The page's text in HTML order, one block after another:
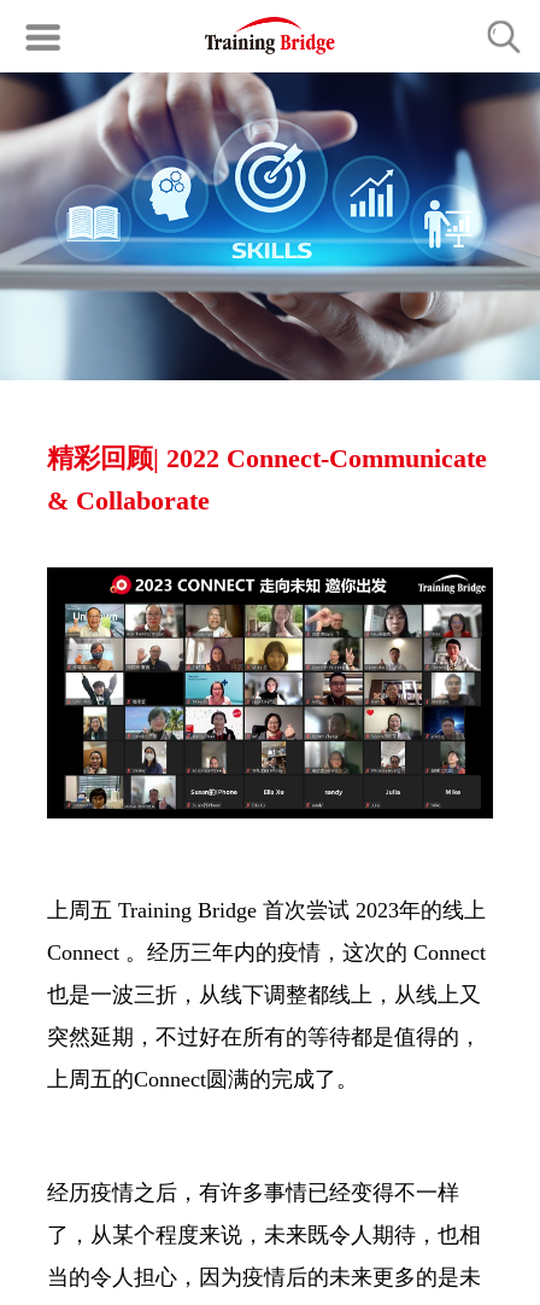
精彩回顾| 2022 Connect-Communicate
& Collaborate
上周五 Training Bridge 首次尝试 2023年的线上
Connect 。经历三年内的疫情，这次的 Connect
也是一波三折，从线下调整都线上，从线上又
突然延期，不过好在所有的等待都是值得的，
上周五的Connect圆满的完成了。
经历疫情之后，有许多事情已经变得不一样
了，从某个程度来说，未来既令人期待，也相
当的令人担心，因为疫情后的未来更多的是未